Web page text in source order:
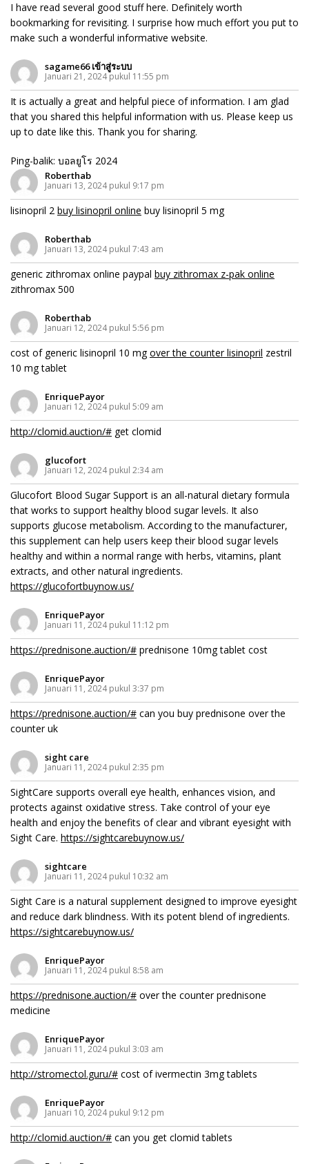
I have read several good stuff here. Definitely worth
bookmarking for revisiting. I surprise how much effort you put to
make such a wonderful informative website.
sagame66 เข้าสู่ระบบ
Januari 21, 2024 pukul 11:55 pm
It is actually a great and helpful piece of information. I am glad
that you shared this helpful information with us. Please keep us
up to date like this. Thank you for sharing.
Ping-balik: บอลยูโร 2024
Roberthab
Januari 13, 2024 pukul 9:17 pm
lisinopril 2 buy lisinopril online buy lisinopril 5 mg
Roberthab
Januari 13, 2024 pukul 7:43 am
generic zithromax online paypal buy zithromax z-pak online
zithromax 500
Roberthab
Januari 12, 2024 pukul 5:56 pm
cost of generic lisinopril 10 mgover the counter lisinopril zestril
10 mg tablet
EnriquePayor
Januari 12, 2024 pukul 5:09 am
http://clomid.auction/# get clomid
glucofort
Januari 12, 2024 pukul 2:34 am
Glucofort Blood Sugar Support is an all-natural dietary formula
that works to support healthy blood sugar levels. It also
supports glucose metabolism. According to the manufacturer,
this supplement can help users keep their blood sugar levels
healthy and within a normal range with herbs, vitamins, plant
extracts, and other natural ingredients.
https://glucofortbuynow.us/
EnriquePayor
Januari 11, 2024 pukul 11:12 pm
https://prednisone.auction/# prednisone 10mg tablet cost
EnriquePayor
Januari 11, 2024 pukul 3:37 pm
https://prednisone.auction/# can you buy prednisone over the
counter uk
sight care
Januari 11, 2024 pukul 2:35 pm
SightCare supports overall eye health, enhances vision, and
protects against oxidative stress. Take control of your eye
health and enjoy the benefits of clear and vibrant eyesight with
Sight Care. https://sightcarebuynow.us/
sightcare
Januari 11, 2024 pukul 10:32 am
Sight Care is a natural supplement designed to improve eyesight
and reduce dark blindness. With its potent blend of ingredients.
https://sightcarebuynow.us/
EnriquePayor
Januari 11, 2024 pukul 8:58 am
https://prednisone.auction/# over the counter prednisone
medicine
EnriquePayor
Januari 11, 2024 pukul 3:03 am
http://stromectol.guru/# cost of ivermectin 3mg tablets
EnriquePayor
Januari 10, 2024 pukul 9:12 pm
http://clomid.auction/# can you get clomid tablets